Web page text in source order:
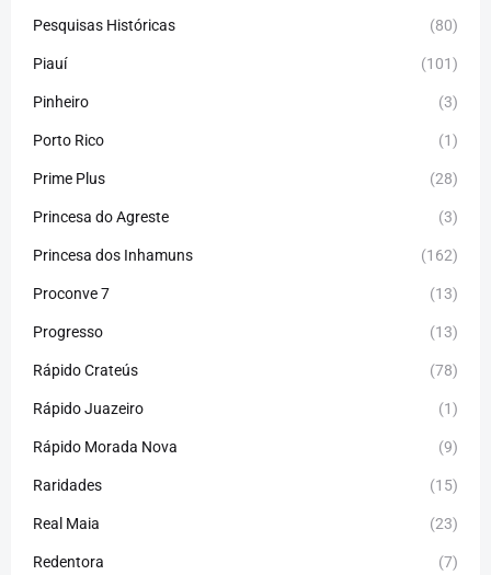
Pesquisas Históricas (80)
Piauí (101)
Pinheiro (3)
Porto Rico (1)
Prime Plus (28)
Princesa do Agreste (3)
Princesa dos Inhamuns (162)
Proconve 7 (13)
Progresso (13)
Rápido Crateús (78)
Rápido Juazeiro (1)
Rápido Morada Nova (9)
Raridades (15)
Real Maia (23)
Redentora (7)